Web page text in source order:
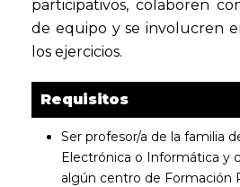
participativos, colaboren
de equipo y se involucren
los ejercicios.
Requisitos
Ser profesor/a de la familia
Electrónica o Informática y
algún centro de Formación